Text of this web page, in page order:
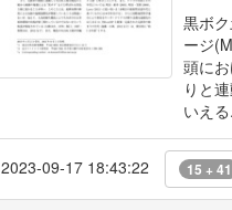
黒ボ
ージ
頭に
りと
いえる.
2023-09-17 18:43:22 15 + 41